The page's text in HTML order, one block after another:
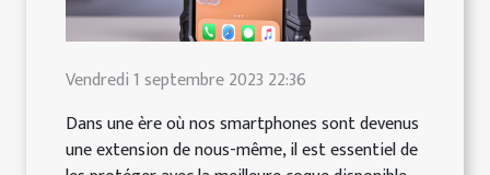
Vendredi 1 septembre 2023 22:36
Dans une ère où nos smartphones sont devenus
une extension de nous-même, il est essentiel de